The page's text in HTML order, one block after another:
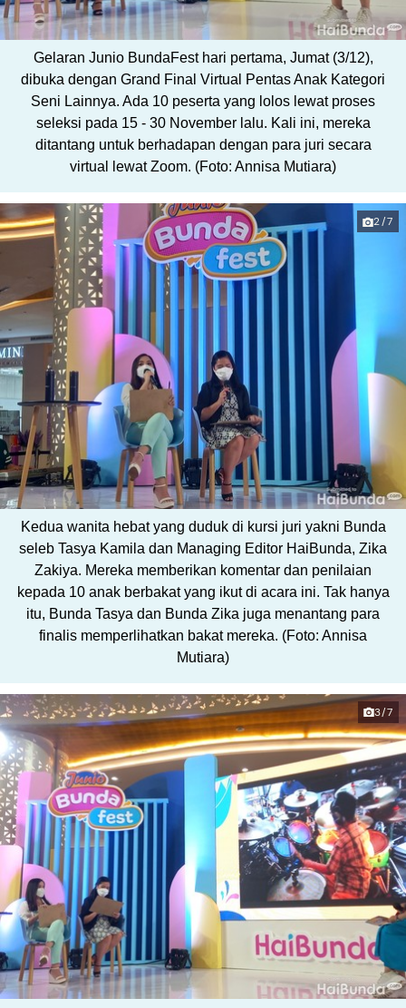
Gelaran Junio BundaFest hari pertama, Jumat (3/12),
dibuka dengan Grand Final Virtual Pentas Anak Kategori
Seni Lainnya. Ada 10 peserta yang lolos lewat proses
seleksi pada 15 - 30 November lalu. Kali ini, mereka
ditantang untuk berhadapan dengan para juri secara
virtual lewat Zoom. (Foto: Annisa Mutiara)
2/7
Kedua wanita hebat yang duduk di kursi juri yakni Bunda
seleb Tasya Kamila dan Managing Editor HaiBunda, Zika
Zakiya. Mereka memberikan komentar dan penilaian
kepada 10 anak berbakat yang ikut di acara ini. Tak hanya
itu, Bunda Tasya dan Bunda Zika juga menantang para
finalis memperlihatkan bakat mereka. (Foto: Annisa
Mutiara)
3/7